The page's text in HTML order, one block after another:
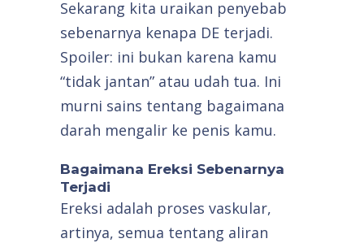
Sekarang kita uraikan penyebab
sebenarnya kenapa DE terjadi.
Spoiler: ini bukan karena kamu
“tidak jantan” atau udah tua. Ini
murni sains tentang bagaimana
darah mengalir ke penis kamu.
Bagaimana Ereksi Sebenarnya
Terjadi
Ereksi adalah proses vaskular,
artinya, semua tentang aliran